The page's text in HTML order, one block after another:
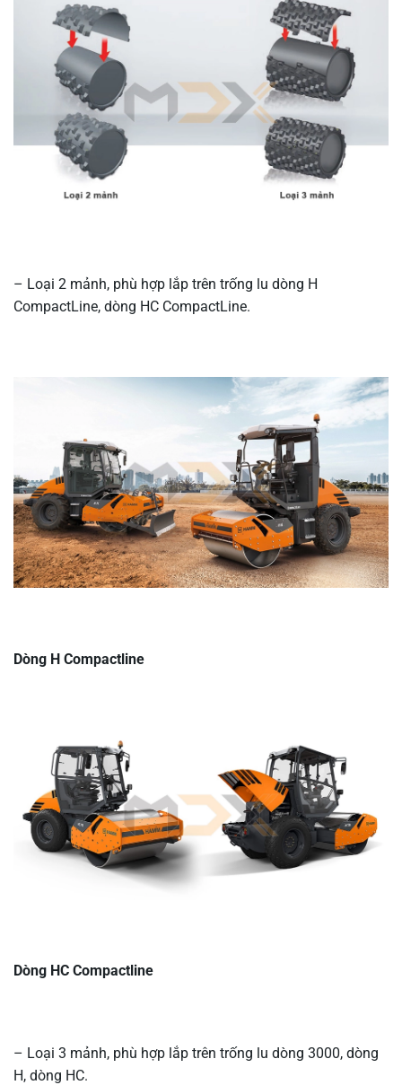
– Loại 2 mảnh, phù hợp lắp trên trống lu dòng H
CompactLine, dòng HC CompactLine.
Dòng H Compactline
Dòng HC Compactline
– Loại 3 mảnh, phù hợp lắp trên trống lu dòng 3000, dòng
H, dòng HC.